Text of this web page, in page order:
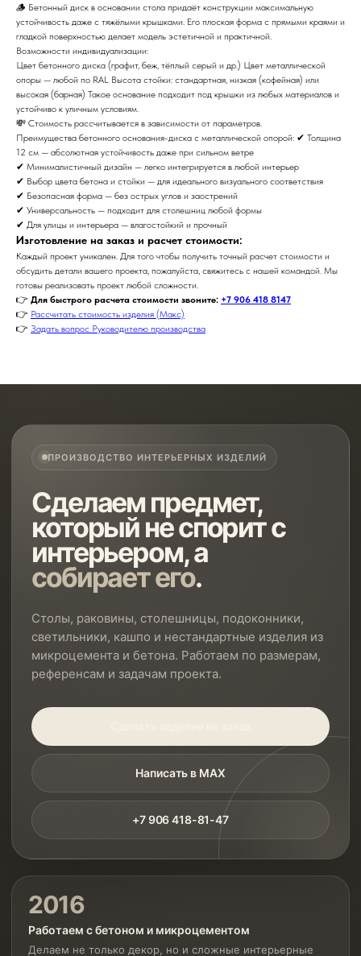
🪵 Бетонный диск в основании стола придаёт конструкции максимальную
устойчивость даже с тяжёлыми крышками. Его плоская форма с прямыми краями и
гладкой поверхностью делает модель эстетичной и практичной.
Возможности индивидуализации:
Цвет бетонного диска (графит, беж, тёплый серый и др.) Цвет металлической
опоры — любой по RAL Высота стойки: стандартная, низкая (кофейная) или
высокая (барная) Такое основание подходит под крышки из любых материалов и
устойчиво к уличным условиям.
💸 Стоимость рассчитывается в зависимости от параметров.
Преимущества бетонного основания-диска с металлической опорой: ✔ Толщина
12 см — абсолютная устойчивость даже при сильном ветре
✔ Минималистичный дизайн — легко интегрируется в любой интерьер
✔ Выбор цвета бетона и стойки — для идеального визуального соответствия
✔ Безопасная форма — без острых углов и заострений
✔ Универсальность — подходит для столешниц любой формы
✔ Для улицы и интерьера — влагостойкий и прочный
Изготовление на заказ и расчет стоимости:
Каждый проект уникален. Для того чтобы получить точный расчет стоимости и
обсудить детали вашего проекта, пожалуйста, свяжитесь с нашей командой. Мы
готовы реализовать проект любой сложности.
👉 Для быстрого расчета стоимости звоните: +7 906 418 8147
👉 Рассчитать стоимость изделия (Макс)
👉 Задать вопрос Руководителю производства
ПРОИЗВОДСТВО ИНТЕРЬЕРНЫХ ИЗДЕЛИЙ
Сделаем предмет,
который не спорит с
интерьером, а
собирает его.
Столы, раковины, столешницы, подоконники,
светильники, кашпо и нестандартные изделия из
микроцемента и бетона. Работаем по размерам,
референсам и задачам проекта.
Написать в MAX
+7 906 418-81-47
2016
Работаем с бетоном и микроцементом
Делаем не только декор, но и сложные интерьерные